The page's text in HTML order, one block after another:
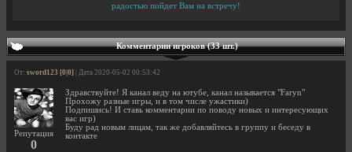
радостью пойдет Вам на встречу!
Комментарии игроков (33 шт.)
От: sword123 [0|0] | Дата 2020-05-02 00:53:42
Репутация
0
Здравствуйте! Я канал веду на ютубе, канал называется "Faryn"
Прохожу разные игры, и в том числе ужастики)
Подпишись! И ставь комментарии по поводу новых и интересующих
вас игр)
Буду рад новым лицам, так же добавляйтесь в группу и беседу в
контакте